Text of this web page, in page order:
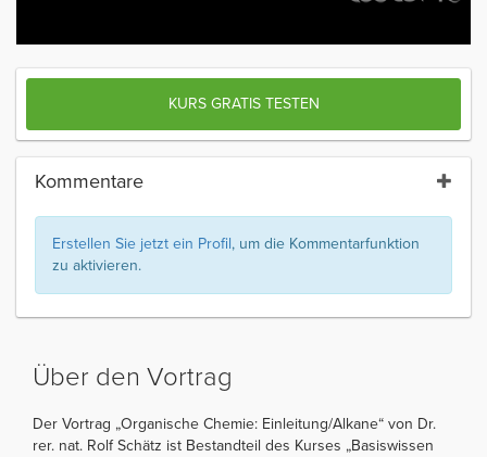
KURS GRATIS TESTEN
Kommentare
Erstellen Sie jetzt ein Profil, um die Kommentarfunktion
zu aktivieren.
Über den Vortrag
Der Vortrag „Organische Chemie: Einleitung/Alkane“ von Dr.
rer. nat. Rolf Schätz ist Bestandteil des Kurses „Basiswissen